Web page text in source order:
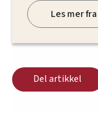
Les mer
Del artikkel